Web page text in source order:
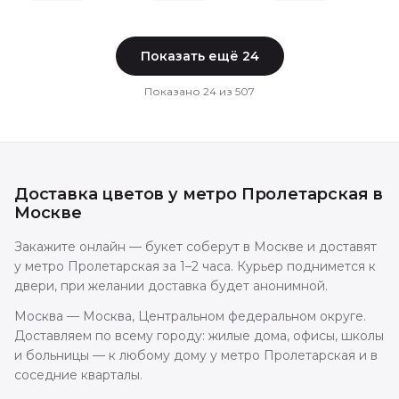
Показать ещё 24
Показано 24 из 507
Доставка цветову метро Пролетарская в
Москве
Закажите онлайн — букет соберут в Москве и доставят
у метро Пролетарская за 1–2 часа. Курьер поднимется к
двери, при желании доставка будет анонимной.
Москва — Москва, Центральном федеральном округе.
Доставляем по всему городу: жилые дома, офисы, школы
и больницы — к любому дому у метро Пролетарская и в
соседние кварталы.